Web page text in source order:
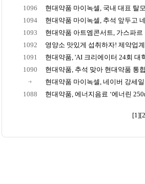
1096
현대약품 마이녹셀, 국내 대표 탈
1094
현대약품 마이녹셀, 추석 앞두고
1093
현대약품 아트엠콘서트, 가스파르
1092
영양소 맛있게 섭취하자! 제약업
1091
현대약품, 'AI 크리에이터 24회 대
1090
현대약품, 추석 맞아 현대약품 통
현대약품 마이녹셀, 네이버 강세
1088
현대약품, 에너지음료 ‘에너린
[1]